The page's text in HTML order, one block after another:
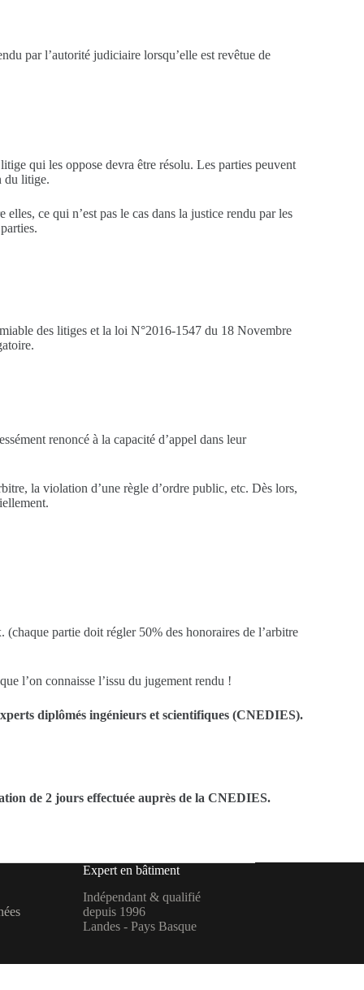
par l’autorité judiciaire lorsqu’elle est revêtue de
qui les oppose devra être résolu. Les parties peuvent
du litige.
ce qui n’est pas le cas dans la justice rendu par les
des litiges et la loi N°2016-1547 du 18 Novembre
renoncé à la capacité d’appel dans leur
la violation d’une règle d’ordre public, etc. Dès lors,
partie doit régler 50% des honoraires de l’arbitre
l’on connaisse l’issu du jugement rendu !
diplômés ingénieurs et scientifiques (CNEDIES).
de 2 jours effectuée auprès de la CNEDIES.
Expert en bâtiment
Indépendant & qualifié
depuis 1996
Landes - Pays Basque